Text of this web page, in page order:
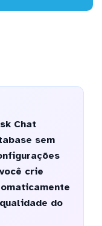
Chat
sem
crie
do